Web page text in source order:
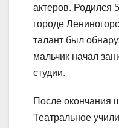
актеров. Родился
городе
талант был
мальчик начал
студии.
После окончания
Театральное